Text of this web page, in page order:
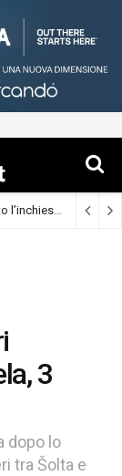
Bayesian, la carenza di giudici può aver rallentato l’inchiesta (Cronaca)
3
dopo lo
tra Šolta e